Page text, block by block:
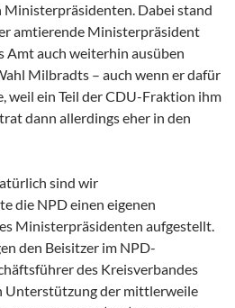
Ministerpräsidenten. Dabei stand
amtierende Ministerpräsident
Amt auch weiterhin ausüben
Milbradts – auch wenn er dafür
weil ein Teil der CDU-Fraktion ihm
dann allerdings eher in den
sind wir
die NPD einen eigenen
Ministerpräsidenten aufgestellt.
den Beisitzer im NPD-
des Kreisverbandes
Unterstützung der mittlerweile